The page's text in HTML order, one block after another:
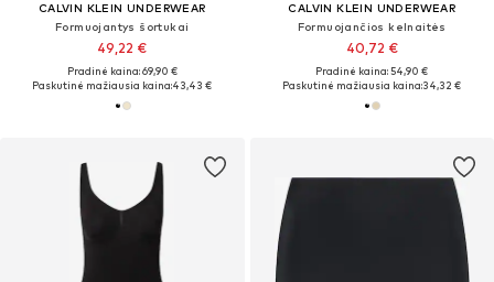
CALVIN KLEIN UNDERWEAR
Formuojantys šortukai
49,22 €
Pradinė kaina: 69,90 €
Paskutinė mažiausia kaina:43,43 €
CALVIN KLEIN UNDERWEAR
Formuojančios kelnaitės
40,72 €
Pradinė kaina: 54,90 €
Paskutinė mažiausia kaina:34,32 €